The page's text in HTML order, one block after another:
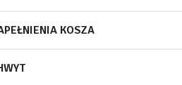
KOSZA